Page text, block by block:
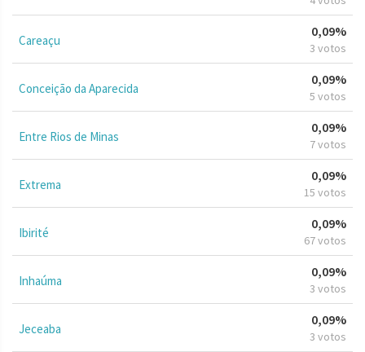
Careaçu
0,09%
3 votos
Conceição da Aparecida
0,09%
5 votos
Entre Rios de Minas
0,09%
7 votos
Extrema
0,09%
15 votos
Ibirité
0,09%
67 votos
Inhaúma
0,09%
3 votos
Jeceaba
0,09%
3 votos